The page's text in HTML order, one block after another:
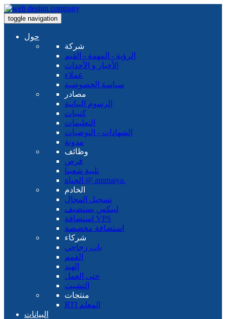
toggle navigation
حول
شركة
الرؤية - المهمة - القيم
الأخبار و الأحداث
عملاء
سياسة الخصوصية
مصادر
الرسوم البيانية
كتيبات
التعليمات
الشهادات - التوصيات
مدونة
وظائف
فرص
تلبية شعبنا
الحياة @ ammaiya.
الخادم
تسجيل المجال
لينكس يستضيف
استضافة VPS
استضافة مخصصة
شركاء
باب زجاجي
القمم
الهند
حتى العمل
التشبث
منتجات
RTI المعلم
البيانات